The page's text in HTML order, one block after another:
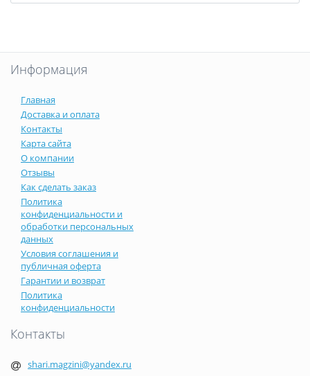
Информация
Главная
Доставка и оплата
Контакты
Карта сайта
О компании
Отзывы
Как сделать заказ
Политика
конфиденциальности и
обработки персональных
данных
Условия соглашения и
публичная оферта
Гарантии и возврат
Политика
конфиденциальности
Контакты
shari.magzini@yandex.ru